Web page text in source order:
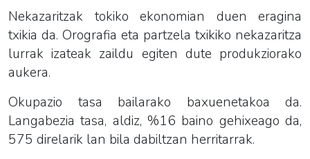
Nekazaritzak tokiko ekonomian duen eragina
txikia da. Orografia eta partzela txikiko nekazaritza
lurrak izateak zaildu egiten dute produkziorako
aukera.
Okupazio tasa bailarako baxuenetakoa da.
Langabezia tasa, aldiz, %16 baino gehixeago da,
575 direlarik lan bila dabiltzan herritarrak.